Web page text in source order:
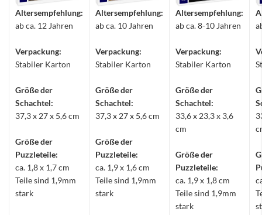
Altersempfehlung:
ab ca. 12 Jahren
Verpackung:
Stabiler Karton
Größe der
Schachtel:
37,3 x 27 x 5,6 cm
Größe der
Puzzleteile:
ca. 1,8 x 1,7 cm
Teile sind 1,9mm
stark
Altersempfehlung:
ab ca. 10 Jahren
Verpackung:
Stabiler Karton
Größe der
Schachtel:
37,3 x 27 x 5,6 cm
Größe der
Puzzleteile:
ca. 1,9 x 1,6 cm
Teile sind 1,9mm
stark
Altersempfehlung:
ab ca. 8-10 Jahren
Verpackung:
Stabiler Karton
Größe der
Schachtel:
33,6 x 23,3 x 3,6
cm
Größe der
Puzzleteile:
ca. 1,9 x 1,8 cm
Teile sind 1,9mm
stark